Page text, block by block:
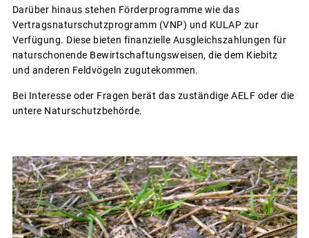
Darüber hinaus stehen Förderprogramme wie das
Vertragsnaturschutzprogramm (VNP) und KULAP zur
Verfügung. Diese bieten finanzielle Ausgleichszahlungen für
naturschonende Bewirtschaftungsweisen, die dem Kiebitz
und anderen Feldvögeln zugutekommen.
Bei Interesse oder Fragen berät das zuständige AELF oder die
untere Naturschutzbehörde.